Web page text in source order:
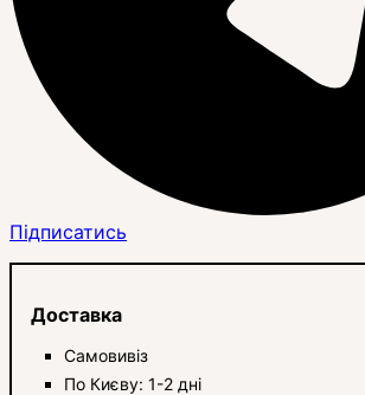
Підписатись
Доставка
Самовивіз
По Києву: 1-2 дні